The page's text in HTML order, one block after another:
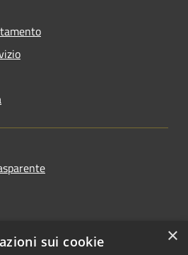
×
sui cookie